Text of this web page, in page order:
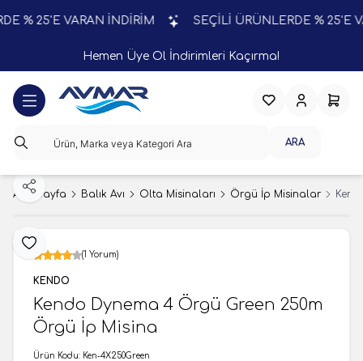
25'E VARAN İNDİRİM SEÇİLİ ÜRÜNLERDE % 25'E
Hemen Üye Ol İndirimleri Kaçırma!
ARA
FavorilerimHesabım
Ana Sayfa Balık Avı Olta Misinaları Örgü İp Misinalar
Favoriye Ekle
Paylaş
(1 Yorum)
KENDO
Kendo Dynema 4 Örgü Green 250m
Örgü İp Misina
Ürün Kodu: Ken-4X250Green